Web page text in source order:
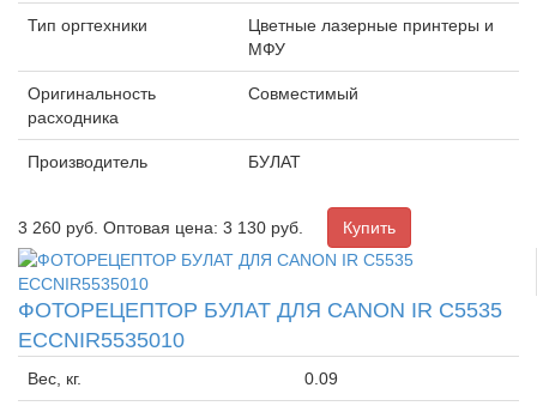
Тип оргтехники
Цветные лазерные принтеры и
МФУ
Оригинальность
расходника
Совместимый
Производитель БУЛАТ
3 260 руб. Оптовая цена: 3 130 руб.
ФОТОРЕЦЕПТОР БУЛАТ ДЛЯ CANON IR C5535
ECCNIR5535010
Вес, кг. 0.09